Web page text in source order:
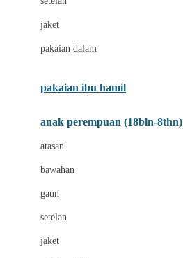
Cottonseeds
Crane
jaket
pakaian dalam
pakaian ibu hamil
anak perempuan (18bln-8thn)
atasan
bawahan
gaun
setelan
jaket